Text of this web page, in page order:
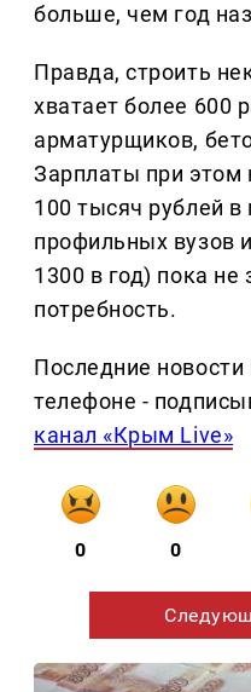
больше, чем год
Правда, строить
хватает более 600
арматурщиков,
Зарплаты при этом
100 тысяч рублей
профильных вузов
1300 в год) пока
потребность.
Последние
телефоне -
канал «Крым Live»
0 0